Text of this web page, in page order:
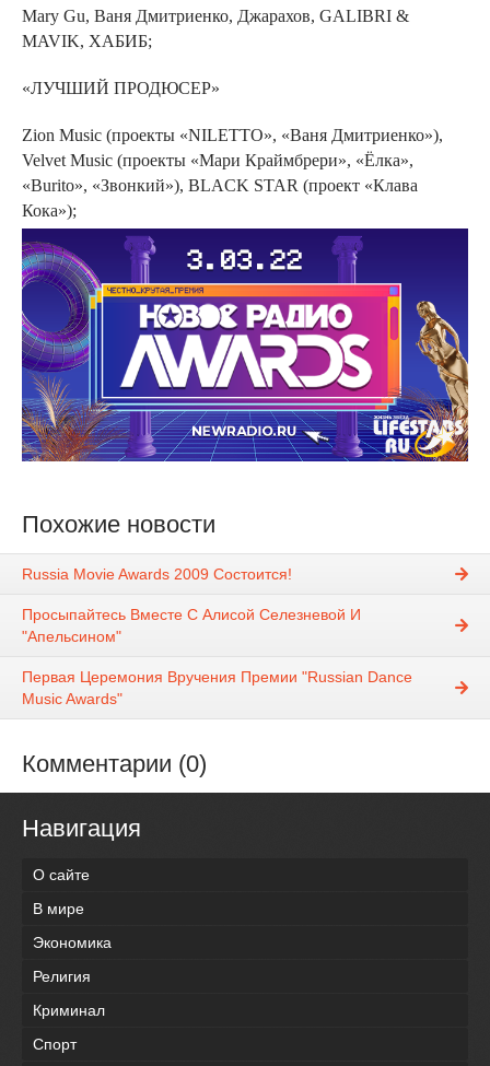
Mary Gu, Ваня Дмитриенко, Джарахов, GALIBRI &
MAVIK, ХАБИБ;
«ЛУЧШИЙ ПРОДЮСЕР»
Zion Music (проекты «NILETTO», «Ваня Дмитриенко»),
Velvet Music (проекты «Мари Краймбрери», «Ёлка»,
«Burito», «Звонкий»), BLACK STAR (проект «Клава
Кока»);
Похожие новости
Russia Movie Awards 2009 Состоится!
Просыпайтесь Вместе С Алисой Селезневой И
"Апельсином"
Первая Церемония Вручения Премии "Russian Dance
Music Awards"
Комментарии (0)
Навигация
О сайте
В мире
Экономика
Религия
Криминал
Спорт